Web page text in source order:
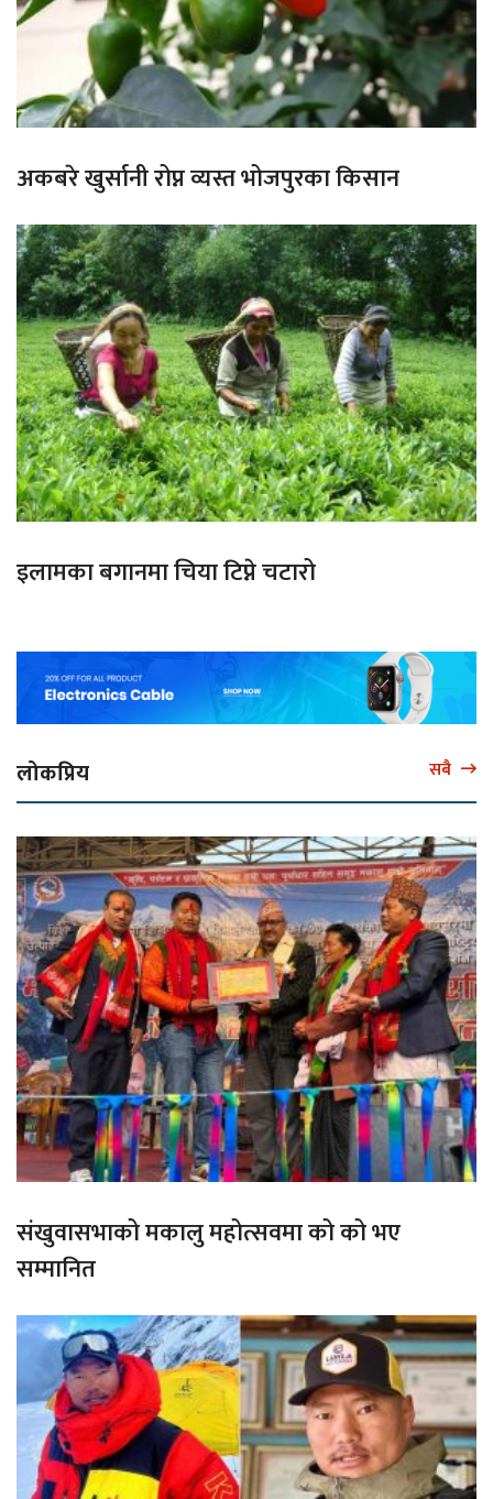
अकबरे खुर्सानी रोप्न व्यस्त भोजपुरका किसान
इलामका बगानमा चिया टिप्ने चटारो
लोकप्रिय सबै
संखुवासभाको मकालु महोत्सवमा को को भए
सम्मानित